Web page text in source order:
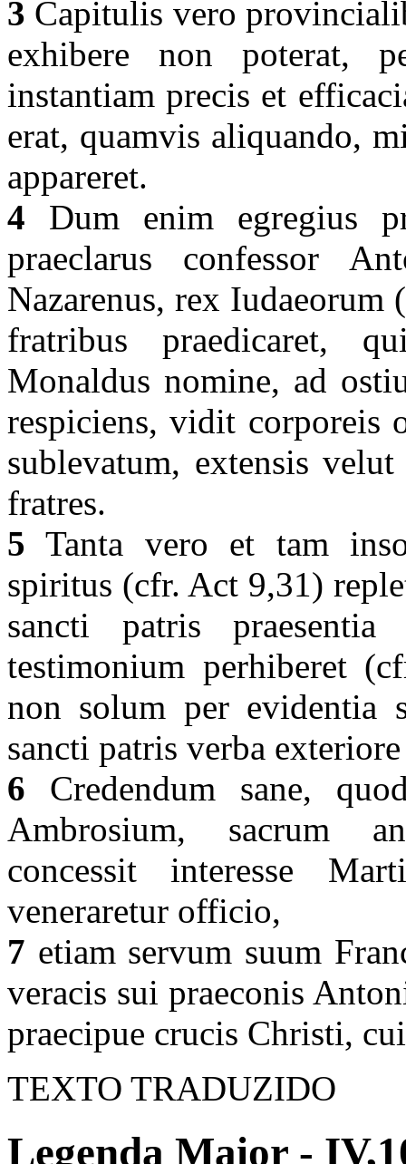
3 Capitulis vero
exhibere non poterat,
instantiam precis et
erat, quamvis aliquando,
appareret.
4 Dum enim egregius
praeclarus confessor
Nazarenus, rex
fratribus praedicaret,
Monaldus nomine, ad
respiciens, vidit corporeis
sublevatum, extensis
fratres.
5 Tanta vero et tam
spiritus (cfr. Act 9,31)
sancti patris
testimonium perhiberet
non solum per evidentia
sancti patris verba
6 Credendum sane,
Ambrosium, sacrum
concessit interesse
veneraretur officio,
7 etiam servum suum
veracis sui praeconis
praecipue crucis Christi,
TEXTO TRADUZIDO
Legenda Maior -